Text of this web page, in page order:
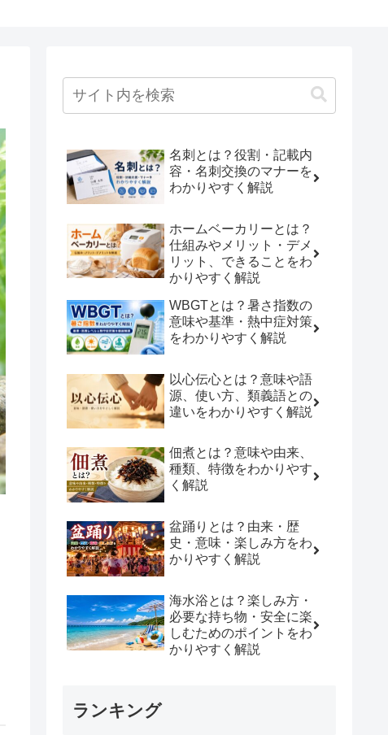
名刺とは？役割・記載内
容・名刺交換のマナーを
わかりやすく解説
ホームベーカリーとは？
仕組みやメリット・デメ
リット、できることをわ
かりやすく解説
WBGTとは？暑さ指数の
意味や基準・熱中症対策
をわかりやすく解説
以心伝心とは？意味や語
源、使い方、類義語との
違いをわかりやすく解説
佃煮とは？意味や由来、
種類、特徴をわかりやす
く解説
盆踊りとは？由来・歴
史・意味・楽しみ方をわ
かりやすく解説
海水浴とは？楽しみ方・
必要な持ち物・安全に楽
しむためのポイントをわ
かりやすく解説
ランキング